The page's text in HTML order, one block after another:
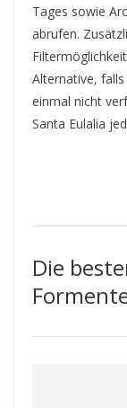
Tages sowie
abrufen.
Alternative, falls
einmal nicht
Santa Eulalia
Die